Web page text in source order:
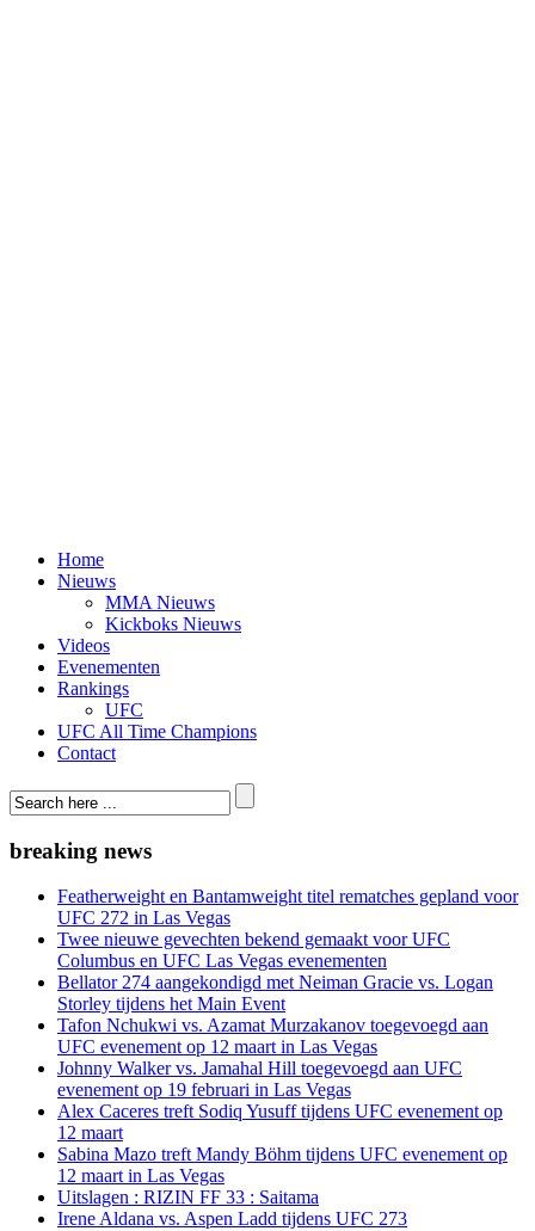
Home
Nieuws
MMA Nieuws
Kickboks Nieuws
Videos
Evenementen
Rankings
UFC
UFC All Time Champions
Contact
breaking news
Featherweight en Bantamweight titel rematches gepland voor
UFC 272 in Las Vegas
Twee nieuwe gevechten bekend gemaakt voor UFC
Columbus en UFC Las Vegas evenementen
Bellator 274 aangekondigd met Neiman Gracie vs. Logan
Storley tijdens het Main Event
Tafon Nchukwi vs. Azamat Murzakanov toegevoegd aan
UFC evenement op 12 maart in Las Vegas
Johnny Walker vs. Jamahal Hill toegevoegd aan UFC
evenement op 19 februari in Las Vegas
Alex Caceres treft Sodiq Yusuff tijdens UFC evenement op
12 maart
Sabina Mazo treft Mandy Böhm tijdens UFC evenement op
12 maart in Las Vegas
Uitslagen : RIZIN FF 33 : Saitama
Irene Aldana vs. Aspen Ladd tijdens UFC 273